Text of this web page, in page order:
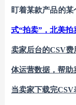
盯着某款产品的
式“拍卖”，北美拍
卖家后台的CSV费
体运营数据，帮助
当卖家下载完CSV